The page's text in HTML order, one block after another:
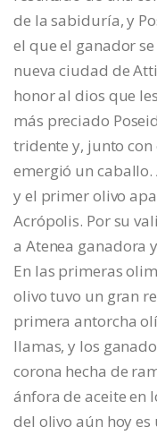
de la sabiduría, y
el que el ganador
nueva ciudad de
honor al dios que
más preciado
tridente y, junto con
emergió un caballo.
y el primer olivo
Acrópolis. Por su
a Atenea ganadora
En las primeras
olivo tuvo un gran
primera antorcha
llamas, y los
corona hecha de
ánfora de aceite en
del olivo aún hoy